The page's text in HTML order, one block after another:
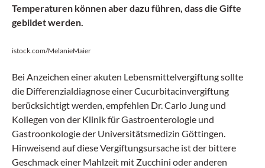
Temperaturen können aber dazu führen, dass die Gifte
gebildet werden.
istock.com/MelanieMaier
Bei Anzeichen einer akuten Lebensmittelvergiftung sollte
die Differenzialdiagnose einer Cucurbitacinvergiftung
berücksichtigt werden, empfehlen Dr. Carlo Jung und
Kollegen von der Klinik für Gastroenterologie und
Gastroonkologie der Universitätsmedizin Göttingen.
Hinweisend auf diese Vergiftungsursache ist der bittere
Geschmack einer Mahlzeit mit Zucchini oder anderen